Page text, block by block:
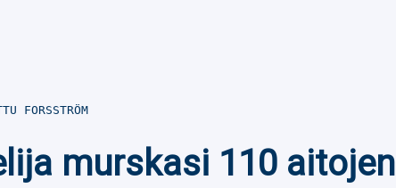
FORSSTRÖM
murskasi 110 aitojen